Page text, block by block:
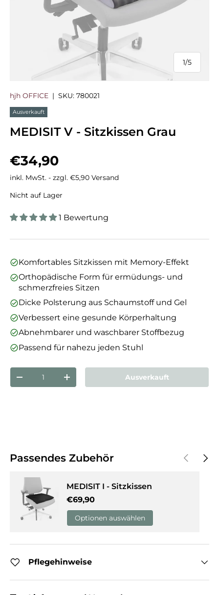
1/
von
5
hjh OFFICE | SKU: 780021
Ausverkauft
MEDISIT V - Sitzkissen Grau
Normaler Preis
€34,90
inkl. MwSt. - zzgl. €5,90 Versand
Nicht auf Lager
1 Bewertung
Komfortables Sitzkissen mit Memory-Effekt
Orthopädische Form für ermüdungs- und
schmerzfreies Sitzen
Dicke Polsterung aus Schaumstoff und Gel
Verbessert eine gesunde Körperhaltung
Abnehmbarer und waschbarer Stoffbezug
Passend für nahezu jeden Stuhl
Anzahl
Menge verringernMenge erhöhen Ausverkauft
Passendes Zubehör Vorherige
MEDISIT I - Sitzkissen
Normaler Preis
€69,90
Optionen auswählen
Pflegehinweise